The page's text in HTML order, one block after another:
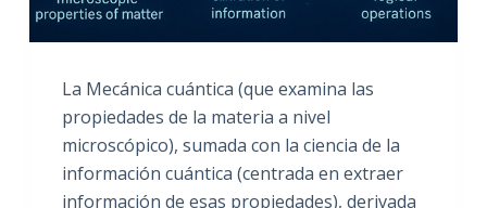
La Mecánica cuántica (que examina las
propiedades de la materia a nivel
microscópico), sumada con la ciencia de la
información cuántica (centrada en extraer
información de esas propiedades), derivada